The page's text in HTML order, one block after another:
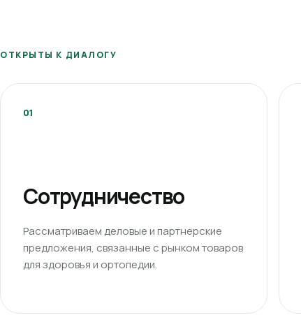
ОТКРЫТЫ К ДИАЛОГУ
01
Сотрудничество
Рассматриваем деловые и партнерские
предложения, связанные с рынком товаров
для здоровья и ортопедии.